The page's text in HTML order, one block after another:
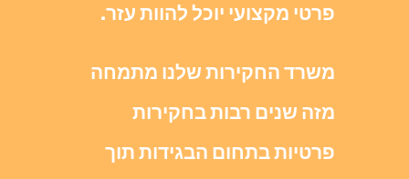
פרטי מקצועי יוכל להוות עזר.
משרד החקירות שלנו מתמחה
מזה שנים רבות בחקירות
פרטיות בתחום הבגידות תוך